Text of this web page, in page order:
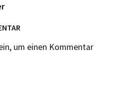
um einen Kommentar